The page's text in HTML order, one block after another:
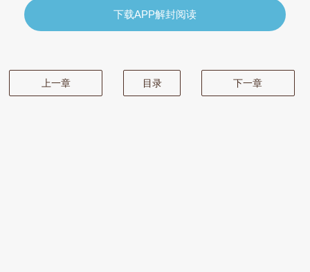
下载APP解封阅读
上一章 目录 下一章